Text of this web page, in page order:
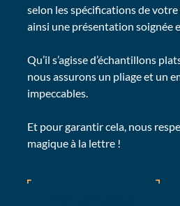
selon les spécifications de
ainsi une présentation soignée
Qu’il s’agisse d’échantillons
nous assurons un pliage et un
impeccables.
Et pour garantir cela, nous
magique à la lettre !